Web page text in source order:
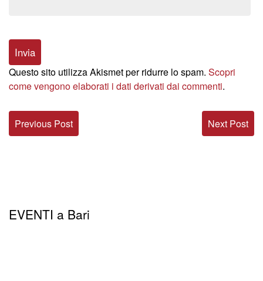
Questo sito utilizza Akismet per ridurre lo spam. Scopri
come vengono elaborati i dati derivati dai commenti.
Next Post
Previous Post
EVENTI a Bari